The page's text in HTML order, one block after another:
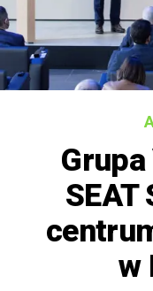
w